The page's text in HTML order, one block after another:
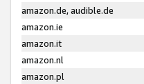
amazon.de, audible.de
amazon.ie
amazon.it
amazon.nl
amazon.pl